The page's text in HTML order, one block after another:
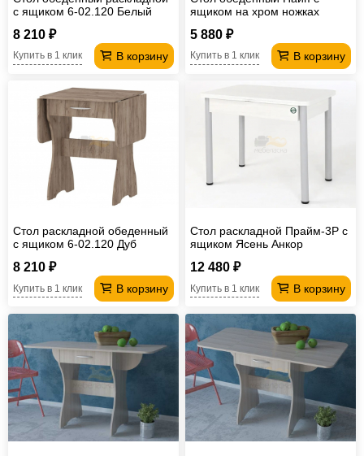
с ящиком 6-02.120 Белый
8 210 ₽
В корзину
Купить в 1 клик
ящиком на хром ножках
5 880 ₽
В корзину
Купить в 1 клик
Стол раскладной обеденный
с ящиком 6-02.120 Дуб
8 210 ₽
В корзину
Купить в 1 клик
Стол раскладной Прайм-3Р с
ящиком Ясень Анкор
12 480 ₽
В корзину
Купить в 1 клик